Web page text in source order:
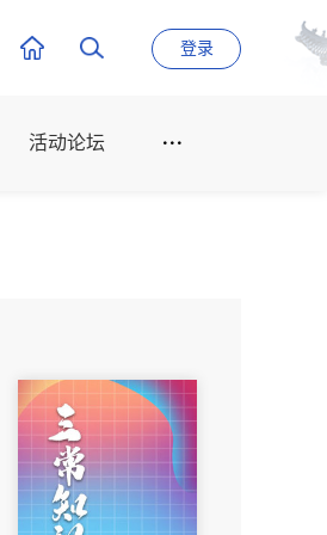
登录
活动论坛